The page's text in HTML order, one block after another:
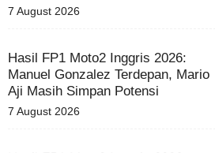
7 August 2026
Hasil FP1 Moto2 Inggris 2026:
Manuel Gonzalez Terdepan, Mario
Aji Masih Simpan Potensi
7 August 2026